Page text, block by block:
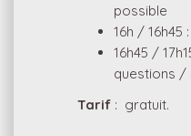
possible
16h / 16h45
16h45 /
questions /
Tarif : gratuit.